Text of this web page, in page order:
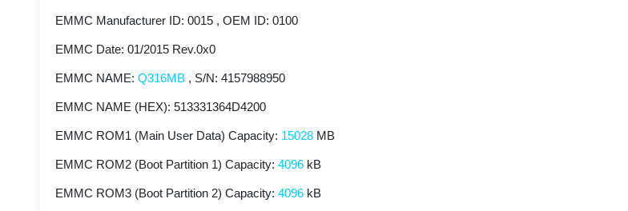
EMMC Manufacturer ID: 0015 , OEM ID: 0100
EMMC Date: 01/2015 Rev.0x0
EMMC NAME: Q316MB, S/N: 4157988950
EMMC NAME (HEX): 513331364D4200
EMMC ROM1 (Main User Data) Capacity: 15028MB
EMMC ROM2 (Boot Partition 1) Capacity: 4096kB
EMMC ROM3 (Boot Partition 2) Capacity: 4096kB